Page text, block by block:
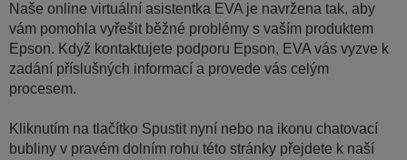
Naše online virtuální asistentka EVA je navržena tak, aby
vám pomohla vyřešit běžné problémy s vaším produktem
Epson. Když kontaktujete podporu Epson, EVA vás vyzve k
zadání příslušných informací a provede vás celým
procesem.
Kliknutím na tlačítko Spustit nyní nebo na ikonu chatovací
bubliny v pravém dolním rohu této stránky přejdete k naší